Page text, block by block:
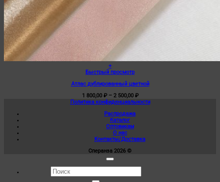
+
Этот
имеет
вариаций.
Опции
выбрать
странице
Быстрый просмотр
Атлас дублированный цветной
1 800,00 ₽ – 2 500,00 ₽Диапазон
цен:
Политика конфиденциальности
Распродажа
Каталог
Оптовикам
О нас
Контакты/Доставка
Сперанза 2026 ©
Искать: